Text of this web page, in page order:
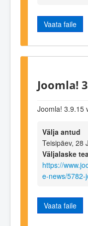
Vaata faile
Joomla!
Joomla! 3.9.15
Välja antud
Teisipäev, 28
Väljalaske
https://
e-news/
Vaata faile